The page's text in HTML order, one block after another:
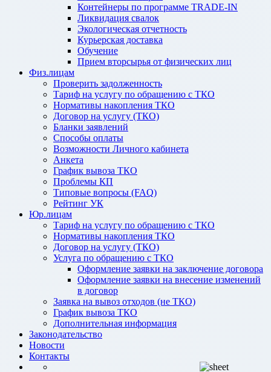
Контейнеры по программе TRADE-IN
Ликвидация свалок
Экологическая отчетность
Курьерская доставка
Обучение
Прием вторсырья от физических лиц
Физ.лицам
Проверить задолженность
Тариф на услугу по обращению с ТКО
Нормативы накопления ТКО
Договор на услугу (ТКО)
Бланки заявлений
Способы оплаты
Возможности Личного кабинета
Анкета
График вывоза ТКО
Проблемы КП
Типовые вопросы (FAQ)
Рейтинг УК
Юр.лицам
Тариф на услугу по обращению с ТКО
Нормативы накопления ТКО
Договор на услугу (ТКО)
Услуга по обращению с ТКО
Оформление заявки на заключение договора
Оформление заявки на внесение изменений
в договор
Заявка на вывоз отходов (не ТКО)
График вывоза ТКО
Дополнительная информация
Законодательство
Новости
Контакты